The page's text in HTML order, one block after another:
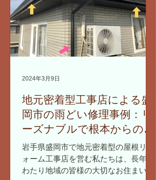
地元密着型工事店による盛
岡市の雨どい修理事例：リ
ーズナブルで根本からの解
決策
岩手県盛岡市で地元密着型の屋根リフ
ォーム工事店を営む私たちは、長年に
わたり地域の皆様の大切なお住まいの
2024年3月9日